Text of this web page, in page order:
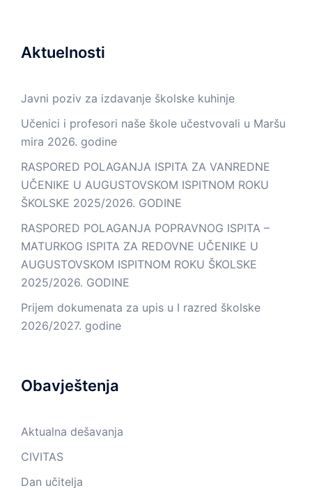
Aktuelnosti
Javni poziv za izdavanje školske kuhinje
Učenici i profesori naše škole učestvovali u Maršu
mira 2026. godine
RASPORED POLAGANJA ISPITA ZA VANREDNE
UČENIKE U AUGUSTOVSKOM ISPITNOM ROKU
ŠKOLSKE 2025/2026. GODINE
RASPORED POLAGANJA POPRAVNOG ISPITA –
MATURKOG ISPITA ZA REDOVNE UČENIKE U
AUGUSTOVSKOM ISPITNOM ROKU ŠKOLSKE
2025/2026. GODINE
Prijem dokumenata za upis u I razred školske
2026/2027. godine
Obavještenja
Aktualna dešavanja
CIVITAS
Dan učitelja